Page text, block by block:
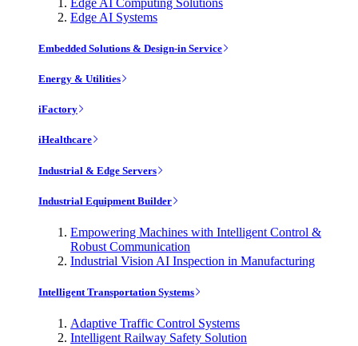
Edge AI Systems
Embedded Solutions & Design-in Service
Energy & Utilities
iFactory
iHealthcare
Industrial & Edge Servers
Industrial Equipment Builder
Empowering Machines with Intelligent Control &
Robust Communication
Industrial Vision AI Inspection in Manufacturing
Intelligent Transportation Systems
Adaptive Traffic Control Systems
Intelligent Railway Safety Solution